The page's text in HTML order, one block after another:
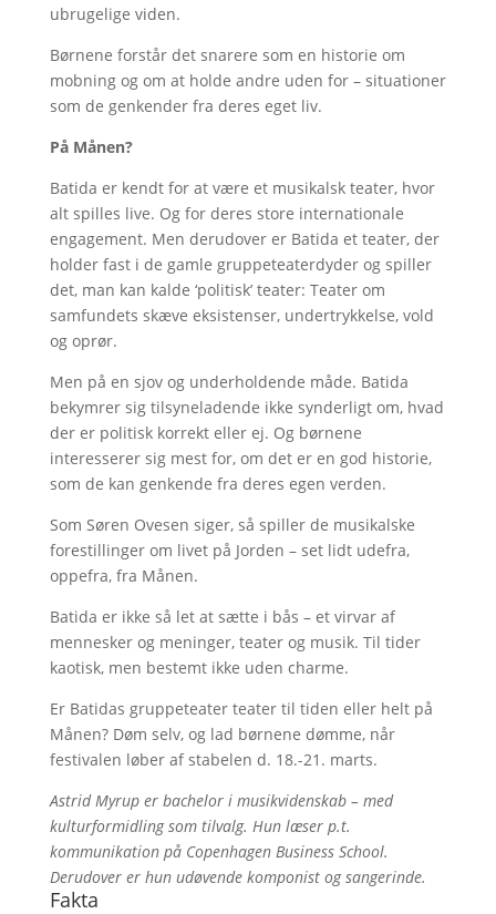
ubrugelige viden.
Børnene forstår det snarere som en historie om
mobning og om at holde andre uden for – situationer
som de genkender fra deres eget liv.
På Månen?
Batida er kendt for at være et musikalsk teater, hvor
alt spilles live. Og for deres store internationale
engagement. Men derudover er Batida et teater, der
holder fast i de gamle gruppeteaterdyder og spiller
det, man kan kalde ‘politisk’ teater: Teater om
samfundets skæve eksistenser, undertrykkelse, vold
og oprør.
Men på en sjov og underholdende måde. Batida
bekymrer sig tilsyneladende ikke synderligt om, hvad
der er politisk korrekt eller ej. Og børnene
interesserer sig mest for, om det er en god historie,
som de kan genkende fra deres egen verden.
Som Søren Ovesen siger, så spiller de musikalske
forestillinger om livet på Jorden – set lidt udefra,
oppefra, fra Månen.
Batida er ikke så let at sætte i bås – et virvar af
mennesker og meninger, teater og musik. Til tider
kaotisk, men bestemt ikke uden charme.
Er Batidas gruppeteater teater til tiden eller helt på
Månen? Døm selv, og lad børnene dømme, når
festivalen løber af stabelen d. 18.-21. marts.
Astrid Myrup er bachelor i musikvidenskab – med
kulturformidling som tilvalg. Hun læser p.t.
kommunikation på Copenhagen Business School.
Derudover er hun udøvende komponist og sangerinde.
Fakta